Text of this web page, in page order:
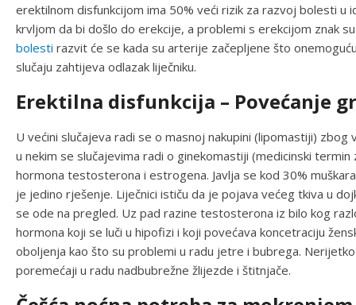
erektilnom disfunkcijom ima 50% veći rizik za razvoj bolesti
krvljom da bi došlo do erekcije, a problemi s erekcijom znak
bolesti razvit će se kada su arterije začepljene što
slučaju zahtijeva odlazak liječniku.
Erektilna disfunkcija – Povećanje
U većini slučajeva radi se o masnoj nakupini (lipomastiji)
u nekim se slučajevima radi o ginekomastiji (medicinski
hormona testosterona i estrogena. Javlja se kod 30%
je jedino rješenje. Liječnici ističu da je pojava većeg tkiva u
se ode na pregled. Uz pad razine testosterona iz bilo kog
hormona koji se luči u hipofizi i koji povećava koncetraciju
oboljenja kao što su problemi u radu jetre i bubrega.
poremećaji u radu nadbubrežne žlijezde i štitnjače.